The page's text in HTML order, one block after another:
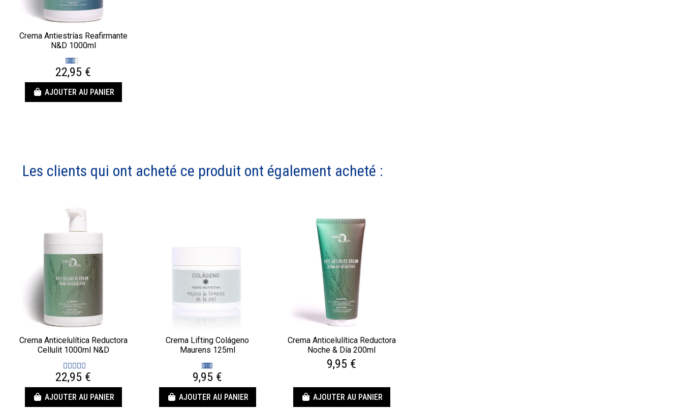
Crema Antiestrías Reafirmante
N&D 1000ml
22,95 €
AJOUTER AU PANIER
Les clients qui ont acheté ce produit ont également acheté :
Crema Anticelulítica Reductora
Cellulit 1000ml N&D
22,95 €
AJOUTER AU PANIER
Crema Lifting Colágeno
Maurens 125ml
9,95 €
AJOUTER AU PANIER
Crema Anticelulítica Reductora
Noche & Día 200ml
9,95 €
AJOUTER AU PANIER